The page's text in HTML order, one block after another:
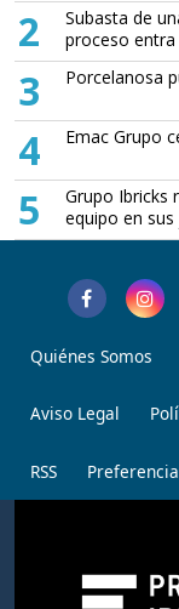
2
Subasta de
proceso
3 Porcelanosa
4 Emac Grupo
5
Grupo Ibricks
equipo en
Quiénes Somos
Aviso Legal
RSS